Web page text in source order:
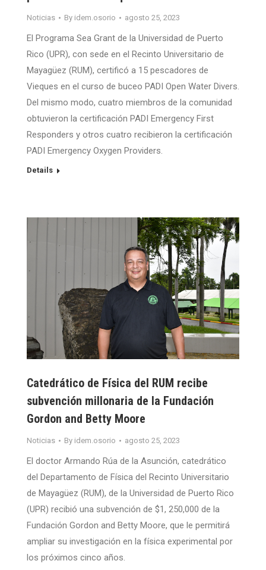
Noticias By idem.osorio agosto 25, 2023
El Programa Sea Grant de la Universidad de Puerto
Rico (UPR), con sede en el Recinto Universitario de
Mayagüez (RUM), certificó a 15 pescadores de
Vieques en el curso de buceo PADI Open Water Divers.
Del mismo modo, cuatro miembros de la comunidad
obtuvieron la certificación PADI Emergency First
Responders y otros cuatro recibieron la certificación
PADI Emergency Oxygen Providers.
Details
Catedrático de Física del RUM recibe
subvención millonaria de la Fundación
Gordon and Betty Moore
Noticias By idem.osorio agosto 25, 2023
El doctor Armando Rúa de la Asunción, catedrático
del Departamento de Física del Recinto Universitario
de Mayagüez (RUM), de la Universidad de Puerto Rico
(UPR) recibió una subvención de $1, 250,000 de la
Fundación Gordon and Betty Moore, que le permitirá
ampliar su investigación en la física experimental por
los próximos cinco años.